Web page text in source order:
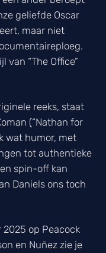
geliefde Oscar
maar niet
“The Office”
reeks, staat
(“Nathan for
wat humor, met
tot authentieke
spin-off kan
Daniels ons toch
2025 op Peacock
en Nuñez zie je